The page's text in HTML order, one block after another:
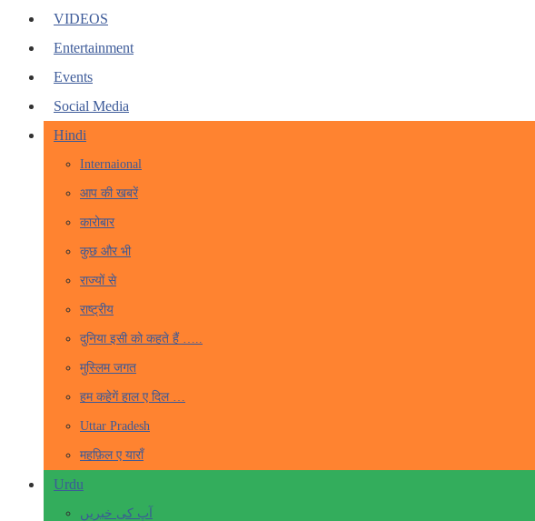
VIDEOS
Entertainment
Events
Social Media
Hindi
Internaional
आप की खबरें
कारोबार
कुछ और भी
राज्यों से
राष्ट्रीय
दुनिया इसी को कहते हैं …..
मुस्लिम जगत
हम कहेगें हाल ए दिल …
Uttar Pradesh
महफ़िल ए याराँ
Urdu
آپ کی خبریں